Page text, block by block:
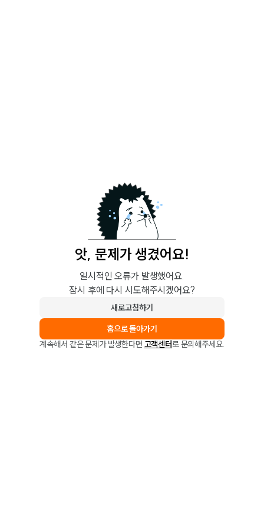
앗, 문제가 생겼어요!
일시적인 오류가 발생했어요.
잠시 후에 다시 시도해주시겠어요?
새로고침하기
홈으로 돌아가기
계속해서 같은 문제가 발생한다면 고객센터로 문의해주세요.